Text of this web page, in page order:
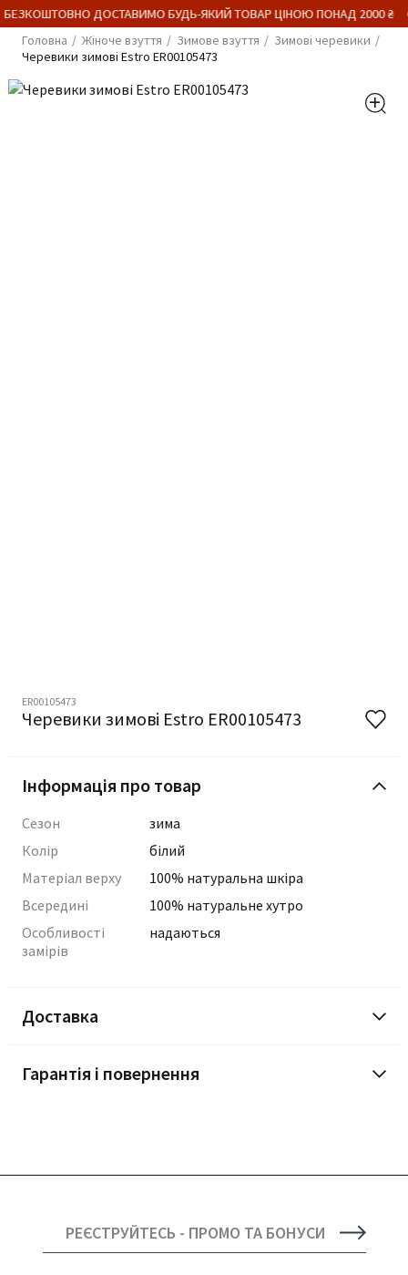
ДОСТАВИМО БУДЬ-ЯКИЙ ТОВАР ЦІНОЮ ПОНАД 2000 ₴
Головна
Жіноче взуття Зимове взуття
Зимові черевики
Черевики зимові Estro ER00105473
ER00105473
Черевики зимові Estro ER00105473
Інформація про товар
Сезон
зима
Колір
білий
Матеріал верху
100% натуральна шкіра
Всередині
100% натуральне хутро
Особливості
замірів
надаються
Доставка
Гарантія і повернення
РЕЄСТРУЙТЕСЬ - ПРОМО ТА БОНУСИ